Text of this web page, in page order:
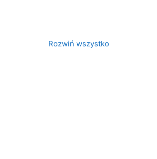
Rozwiń wszystko